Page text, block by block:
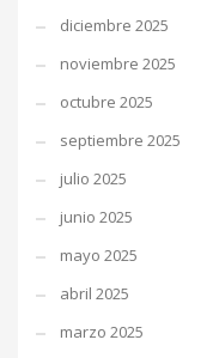
diciembre 2025
noviembre 2025
octubre 2025
septiembre 2025
julio 2025
junio 2025
mayo 2025
abril 2025
marzo 2025